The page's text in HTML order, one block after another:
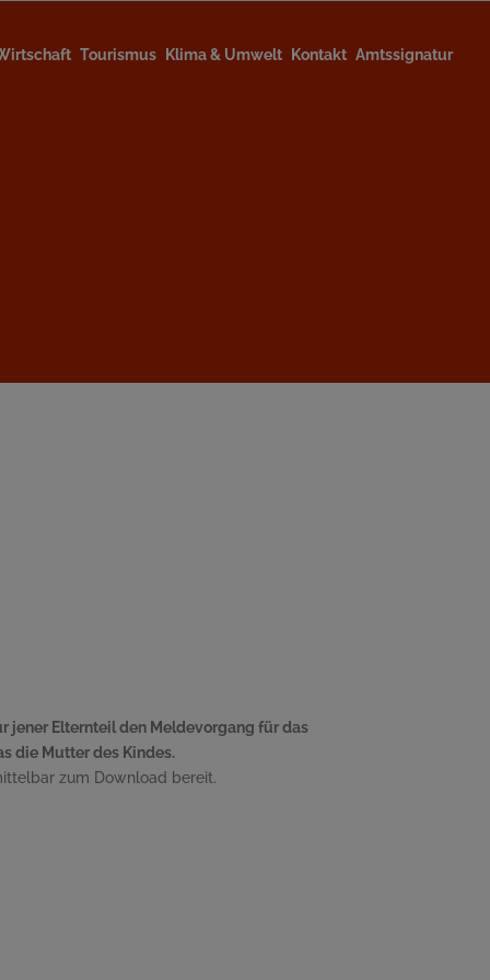
Tourismus Klima & Umwelt Kontakt Amtssignatur
jener Elternteil den Meldevorgang für das
die Mutter des Kindes.
zum Download bereit.